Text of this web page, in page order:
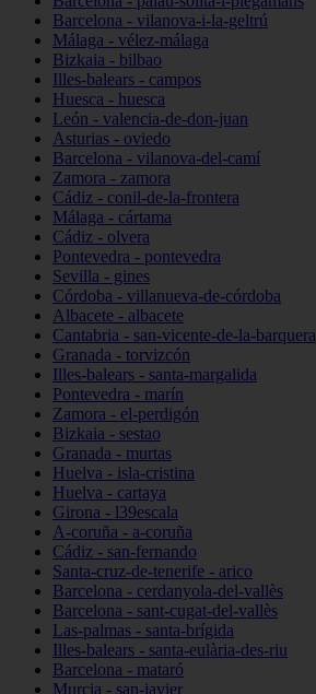
Barcelona - vilanova-i-la-geltrú
Málaga - vélez-málaga
Bizkaia - bilbao
Illes-balears - campos
Huesca - huesca
León - valencia-de-don-juan
Asturias - oviedo
Barcelona - vilanova-del-camí
Zamora - zamora
Cádiz - conil-de-la-frontera
Málaga - cártama
Cádiz - olvera
Pontevedra - pontevedra
Sevilla - gines
Córdoba - villanueva-de-córdoba
Albacete - albacete
Cantabria - san-vicente-de-la-barquera
Granada - torvizcón
Illes-balears - santa-margalida
Pontevedra - marín
Zamora - el-perdigón
Bizkaia - sestao
Granada - murtas
Huelva - isla-cristina
Huelva - cartaya
Girona - l39escala
A-coruña - a-coruña
Cádiz - san-fernando
Santa-cruz-de-tenerife - arico
Barcelona - cerdanyola-del-vallès
Barcelona - sant-cugat-del-vallès
Las-palmas - santa-brígida
Illes-balears - santa-eulària-des-riu
Barcelona - mataró
Murcia - san-javier